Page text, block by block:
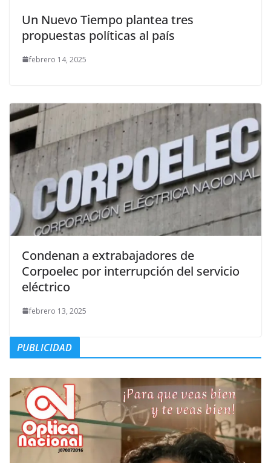
Un Nuevo Tiempo plantea tres
propuestas políticas al país
febrero 14, 2025
Condenan a extrabajadores de
Corpoelec por interrupción del servicio
eléctrico
febrero 13, 2025
PUBLICIDAD